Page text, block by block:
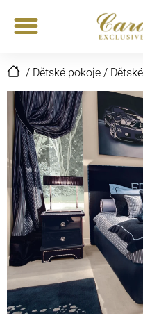
/ Dětské pokoje /